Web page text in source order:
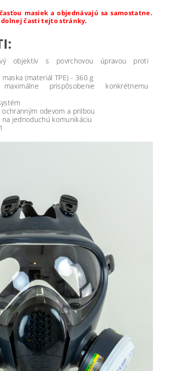
masiek a objednávajú sa samostatne.
časti tejto stránky.
objektív s povrchovou úpravou proti
(materiál TPE) - 360 g
prispôsobenie konkrétnemu
odevom a prilbou
jednoduchú komunikáciu